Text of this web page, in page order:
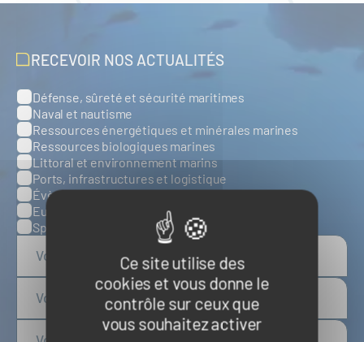
Ce site utilise des
cookies et vous donne le
contrôle sur ceux que
vous souhaitez activer
RECEVOIR NOS ACTUALITÉS
Catégories
Défense, sûreté et sécurité maritimes
Naval et nautisme
Ressources énergétiques et minérales marines
Ressources biologiques marines
Littoral et environnement marins
Ports, infrastructures et logistique
Évènements
Europe
Spatial